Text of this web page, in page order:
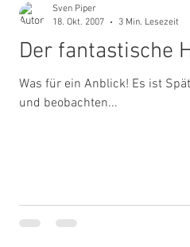
Der fantastische
Was für ein Anblick! Es ist
und beobachten...
Sven Piper
18. Okt. 2007
3 Min. Lesezeit